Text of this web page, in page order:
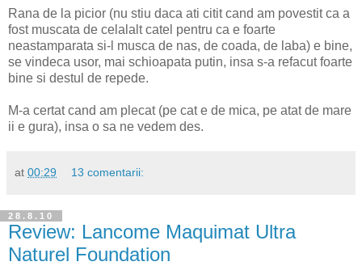
Rana de la picior (nu stiu daca ati citit cand am povestit ca a
fost muscata de celalalt catel pentru ca e foarte
neastamparata si-l musca de nas, de coada, de laba) e bine,
se vindeca usor, mai schioapata putin, insa s-a refacut foarte
bine si destul de repede.
M-a certat cand am plecat (pe cat e de mica, pe atat de mare
ii e gura), insa o sa ne vedem des.
at 00:29 13 comentarii:
28.8.10
Review: Lancome Maquimat Ultra
Naturel Foundation